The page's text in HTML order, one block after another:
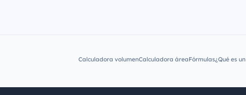
Calculadora volumenCalculadora áreaFórmulas¿Qué es